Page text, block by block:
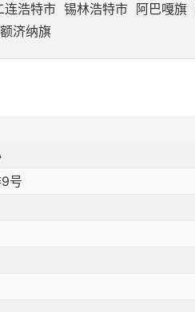
连浩特市 锡林浩特市 阿巴嘎旗
额济纳旗
号